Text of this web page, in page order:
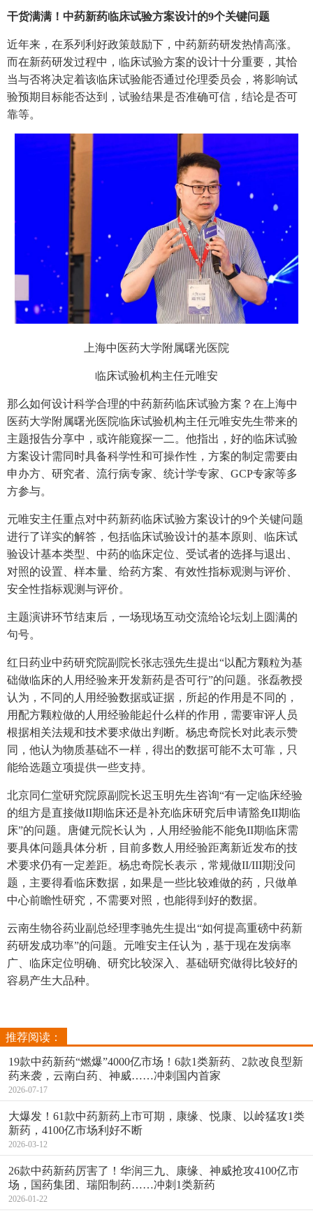
干货满满！中药新药临床试验方案设计的9个关键问题
近年来，在系列利好政策鼓励下，中药新药研发热情高涨。
而在新药研发过程中，临床试验方案的设计十分重要，其恰
当与否将决定着该临床试验能否通过伦理委员会，将影响试
验预期目标能否达到，试验结果是否准确可信，结论是否可
靠等。
上海中医药大学附属曙光医院
临床试验机构主任元唯安
那么如何设计科学合理的中药新药临床试验方案？在上海中
医药大学附属曙光医院临床试验机构主任元唯安先生带来的
主题报告分享中，或许能窥探一二。他指出，好的临床试验
方案设计需同时具备科学性和可操作性，方案的制定需要由
申办方、研究者、流行病专家、统计学专家、GCP专家等多
方参与。
元唯安主任重点对中药新药临床试验方案设计的9个关键问题
进行了详实的解答，包括临床试验设计的基本原则、临床试
验设计基本类型、中药的临床定位、受试者的选择与退出、
对照的设置、样本量、给药方案、有效性指标观测与评价、
安全性指标观测与评价。
主题演讲环节结束后，一场现场互动交流给论坛划上圆满的
句号。
红日药业中药研究院副院长张志强先生提出“以配方颗粒为基
础做临床的人用经验来开发新药是否可行”的问题。张磊教授
认为，不同的人用经验数据或证据，所起的作用是不同的，
用配方颗粒做的人用经验能起什么样的作用，需要审评人员
根据相关法规和技术要求做出判断。杨忠奇院长对此表示赞
同，他认为物质基础不一样，得出的数据可能不太可靠，只
能给选题立项提供一些支持。
北京同仁堂研究院原副院长迟玉明先生咨询“有一定临床经验
的组方是直接做II期临床还是补充临床研究后申请豁免II期临
床”的问题。唐健元院长认为，人用经验能不能免II期临床需
要具体问题具体分析，目前多数人用经验距离新近发布的技
术要求仍有一定差距。杨忠奇院长表示，常规做II/III期没问
题，主要得看临床数据，如果是一些比较难做的药，只做单
中心前瞻性研究，不需要对照，也能得到好的数据。
云南生物谷药业副总经理李驰先生提出“如何提高重磅中药新
药研发成功率”的问题。元唯安主任认为，基于现在发病率
广、临床定位明确、研究比较深入、基础研究做得比较好的
容易产生大品种。
推荐阅读：
19款中药新药“燃爆”4000亿市场！6款1类新药、2款改良型新
药来袭，云南白药、神威……冲刺国内首家
2026-07-17
大爆发！61款中药新药上市可期，康缘、悦康、以岭猛攻1类
新药，4100亿市场利好不断
2026-03-12
26款中药新药厉害了！华润三九、康缘、神威抢攻4100亿市
场，国药集团、瑞阳制药……冲刺1类新药
2026-01-22